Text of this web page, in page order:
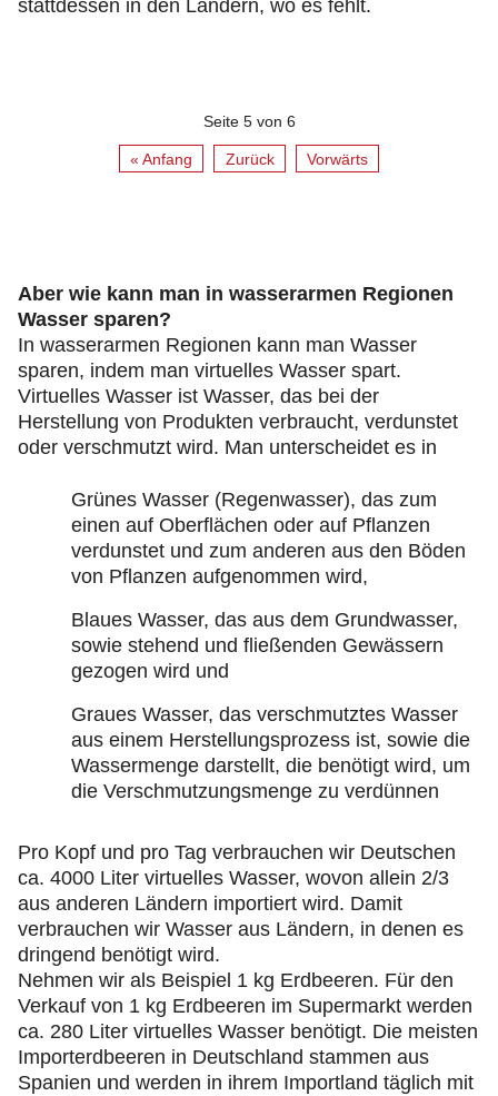
stattdessen in den Ländern, wo es fehlt.
Seite 5 von 6
« Anfang Zurück Vorwärts
Aber wie kann man in wasserarmen Regionen
Wasser sparen?
In wasserarmen Regionen kann man Wasser
sparen, indem man virtuelles Wasser spart.
Virtuelles Wasser ist Wasser, das bei der
Herstellung von Produkten verbraucht, verdunstet
oder verschmutzt wird. Man unterscheidet es in
Grünes Wasser (Regenwasser), das zum
einen auf Oberflächen oder auf Pflanzen
verdunstet und zum anderen aus den Böden
von Pflanzen aufgenommen wird,
Blaues Wasser, das aus dem Grundwasser,
sowie stehend und fließenden Gewässern
gezogen wird und
Graues Wasser, das verschmutztes Wasser
aus einem Herstellungsprozess ist, sowie die
Wassermenge darstellt, die benötigt wird, um
die Verschmutzungsmenge zu verdünnen
Pro Kopf und pro Tag verbrauchen wir Deutschen
ca. 4000 Liter virtuelles Wasser, wovon allein 2/3
aus anderen Ländern importiert wird. Damit
verbrauchen wir Wasser aus Ländern, in denen es
dringend benötigt wird.
Nehmen wir als Beispiel 1 kg Erdbeeren. Für den
Verkauf von 1 kg Erdbeeren im Supermarkt werden
ca. 280 Liter virtuelles Wasser benötigt. Die meisten
Importerdbeeren in Deutschland stammen aus
Spanien und werden in ihrem Importland täglich mit